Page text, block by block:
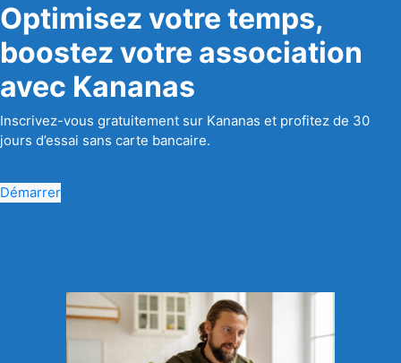
Optimisez votre temps,
boostez votre association
avec Kananas
Inscrivez-vous gratuitement sur Kananas et profitez de 30
jours d’essai sans carte bancaire.
Démarrer